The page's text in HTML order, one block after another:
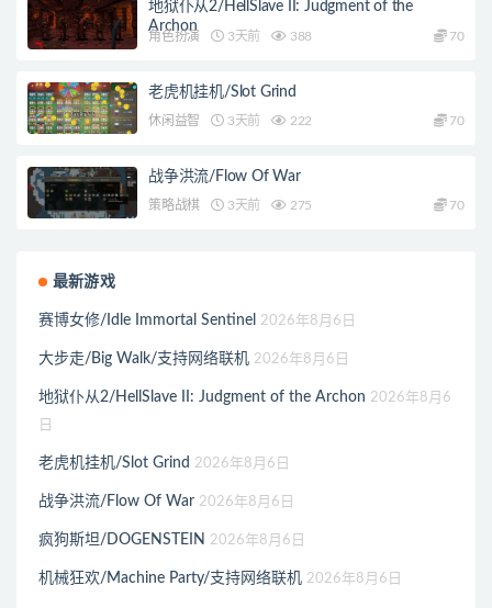
地狱仆从2/HellSlave II: Judgment of the
Archon
角色扮演 3天前 388 70
老虎机挂机/Slot Grind
休闲益智 3天前 222 70
战争洪流/Flow Of War
策略战棋 3天前 275 70
最新游戏
赛博女修/Idle Immortal Sentinel 2026年8月6日
大步走/Big Walk/支持网络联机 2026年8月6日
地狱仆从2/HellSlave II: Judgment of the Archon 2026年8月6
日
老虎机挂机/Slot Grind 2026年8月6日
战争洪流/Flow Of War 2026年8月6日
疯狗斯坦/DOGENSTEIN 2026年8月6日
机械狂欢/Machine Party/支持网络联机 2026年8月6日